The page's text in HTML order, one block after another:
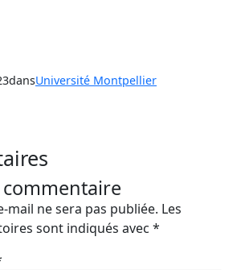
dansUniversité Montpellier
mail ne sera pas publiée. Les
sont indiqués avec *